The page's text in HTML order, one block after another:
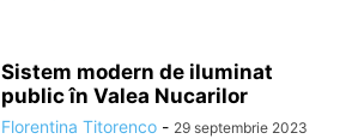
Sistem modern de iluminat
public în Valea Nucarilor
Florentina Titorenco - 29 septembrie 2023